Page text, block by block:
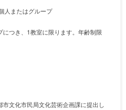
人またはグループ
つき、1教室に限ります。年齢制限
文化市民局文化芸術企画課に提出し